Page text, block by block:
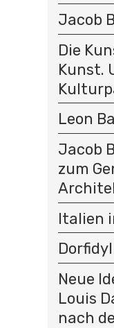
Jacob
Die
Kunst.
Leon
Jacob
zum
Italien
Neue
Louis
nach